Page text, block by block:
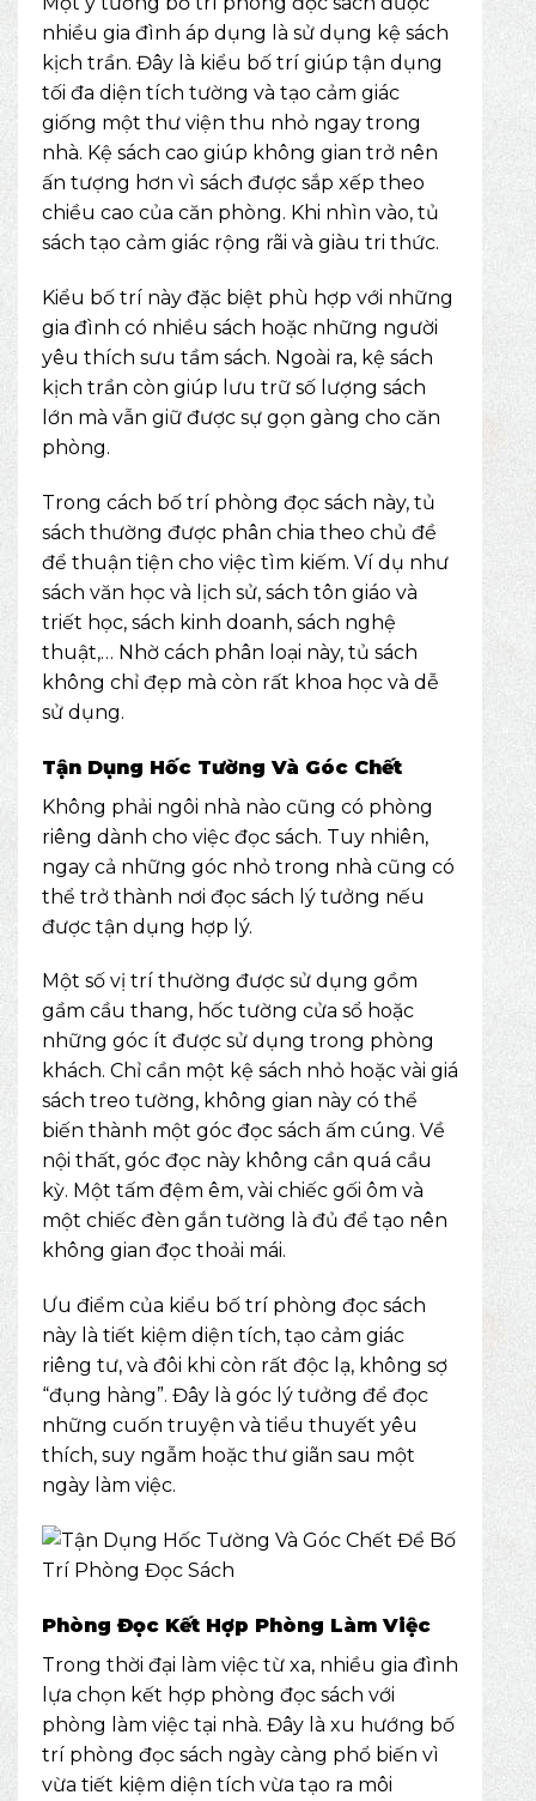
nhiều gia đình áp dụng là sử dụng kệ sách
kịch trần. Đây là kiểu bố trí giúp tận dụng
tối đa diện tích tường và tạo cảm giác
giống một thư viện thu nhỏ ngay trong
nhà. Kệ sách cao giúp không gian trở nên
ấn tượng hơn vì sách được sắp xếp theo
chiều cao của căn phòng. Khi nhìn vào, tủ
sách tạo cảm giác rộng rãi và giàu tri thức.
Kiểu bố trí này đặc biệt phù hợp với những
gia đình có nhiều sách hoặc những người
yêu thích sưu tầm sách. Ngoài ra, kệ sách
kịch trần còn giúp lưu trữ số lượng sách
lớn mà vẫn giữ được sự gọn gàng cho căn
phòng.
Trong cách bố trí phòng đọc sách này, tủ
sách thường được phân chia theo chủ đề
để thuận tiện cho việc tìm kiếm. Ví dụ như
sách văn học và lịch sử, sách tôn giáo và
triết học, sách kinh doanh, sách nghệ
thuật,… Nhờ cách phân loại này, tủ sách
không chỉ đẹp mà còn rất khoa học và dễ
sử dụng.
Tận Dụng Hốc Tường Và Góc Chết
Không phải ngôi nhà nào cũng có phòng
riêng dành cho việc đọc sách. Tuy nhiên,
ngay cả những góc nhỏ trong nhà cũng có
thể trở thành nơi đọc sách lý tưởng nếu
được tận dụng hợp lý.
Một số vị trí thường được sử dụng gồm
gầm cầu thang, hốc tường cửa sổ hoặc
những góc ít được sử dụng trong phòng
khách. Chỉ cần một kệ sách nhỏ hoặc vài giá
sách treo tường, không gian này có thể
biến thành một góc đọc sách ấm cúng. Về
nội thất, góc đọc này không cần quá cầu
kỳ. Một tấm đệm êm, vài chiếc gối ôm và
một chiếc đèn gắn tường là đủ để tạo nên
không gian đọc thoải mái.
Ưu điểm của kiểu bố trí phòng đọc sách
này là tiết kiệm diện tích, tạo cảm giác
riêng tư, và đôi khi còn rất độc lạ, không sợ
“đụng hàng”. Đây là góc lý tưởng để đọc
những cuốn truyện và tiểu thuyết yêu
thích, suy ngẫm hoặc thư giãn sau một
ngày làm việc.
Phòng Đọc Kết Hợp Phòng Làm Việc
Trong thời đại làm việc từ xa, nhiều gia đình
lựa chọn kết hợp phòng đọc sách với
phòng làm việc tại nhà. Đây là xu hướng bố
trí phòng đọc sách ngày càng phổ biến vì
vừa tiết kiệm diện tích vừa tạo ra môi